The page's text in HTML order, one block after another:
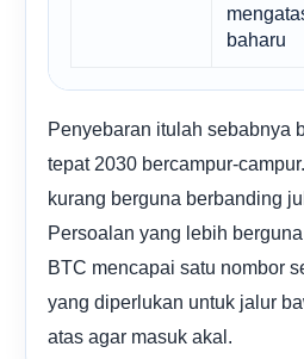
baharu
Penyebaran itulah sebabnya
tepat 2030 bercampur-
kurang berguna berbanding
Persoalan yang lebih
BTC mencapai satu nombor
yang diperlukan untuk jalur
atas agar masuk akal.